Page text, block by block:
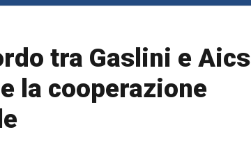
tra Gaslini e Aics
la cooperazione